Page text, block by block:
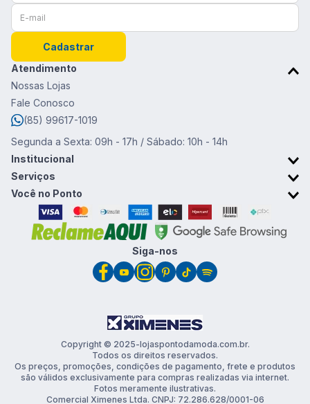
Cadastrar
Atendimento
Nossas Lojas
Fale Conosco
(85) 99617-1019
Segunda a Sexta: 09h - 17h / Sábado: 10h - 14h
Institucional
Sobre o Ponto da Moda
Trabalhe conosco
Trocas e devoluções
Promoções & Cupons
Serviços
Retirada em Loja
Você no Ponto
Cartão Ponto da Moda
Clube de vantagens
Siga-nos
Copyright © 2025-lojaspontodamoda.com.br.
Todos os direitos reservados.
Os preços, promoções, condições de pagamento, frete e produtos
são válidos exclusivamente para compras realizadas via internet.
Fotos meramente ilustrativas.
Comercial Ximenes Ltda. CNPJ: 72.286.628/0001-06